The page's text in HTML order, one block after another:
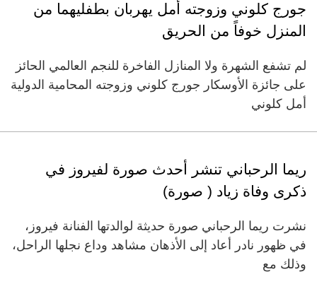
جورج كلوني وزوجته أمل يهربان بطفليهما من
المنزل خوفاً من الحريق
لم تشفع الشهرة ولا المنازل الفاخرة للنجم العالمي الحائز
على جائزة الأوسكار جورج كلوني وزوجته المحامية الدولية
أمل كلوني
ريما الرحباني تنشر أحدث صورة لفيروز في
ذكرى وفاة زياد ( صورة)
نشرت ريما الرحباني صورة حديثة لوالدتها الفنانة فيروز،
في ظهور نادر أعاد إلى الأذهان مشاهد وداع نجلها الراحل،
وذلك مع